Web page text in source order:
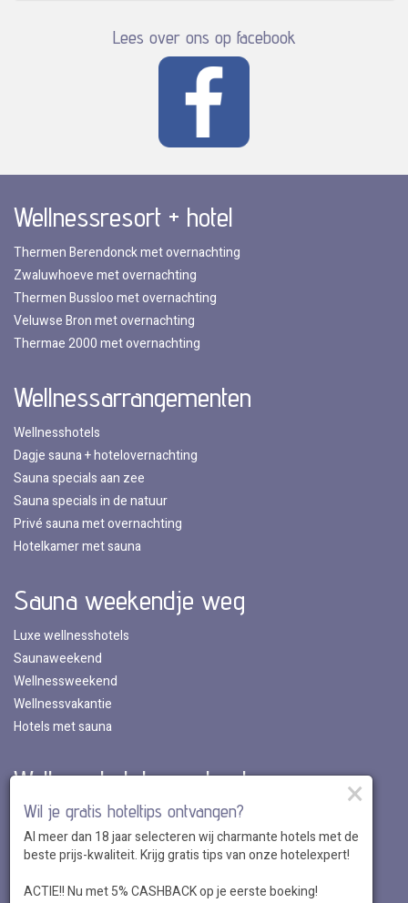
Lees over ons op facebook
Wellnessresort + hotel
Thermen Berendonck met overnachting
Zwaluwhoeve met overnachting
Thermen Bussloo met overnachting
Veluwse Bron met overnachting
Thermae 2000 met overnachting
Wellnessarrangementen
Wellnesshotels
Dagje sauna + hotelovernachting
Sauna specials aan zee
Sauna specials in de natuur
Privé sauna met overnachting
Hotelkamer met sauna
Sauna weekendje weg
Luxe wellnesshotels
Saunaweekend
Wellnessweekend
Wellnessvakantie
Hotels met sauna
Wellnesshotels per land
Wellnesshotels in Nederland
Wellnesshotels in Belgie
Wellnesshotels in Luxemburg
Wellnesshotels in Duitsland
×
Wil je gratis hoteltips ontvangen?
Al meer dan 18 jaar selecteren wij charmante hotels met de
beste prijs-kwaliteit. Krijg gratis tips van onze hotelexpert!
ACTIE!! Nu met 5% CASHBACK op je eerste boeking!